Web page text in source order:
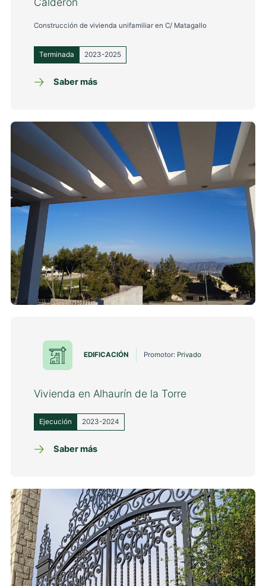
Construcción de vivienda unifamiliar en C/ Matagallo
Terminada 2023-2025
Saber más
EDIFICACIÓN Promotor: Privado
Vivienda en Alhaurín de la Torre
Ejecución 2023-2024
Saber más